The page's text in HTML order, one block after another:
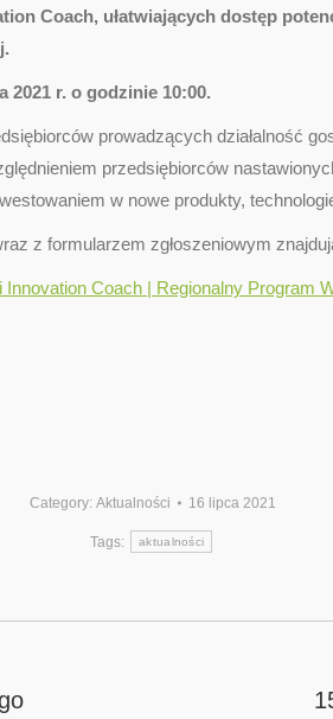
Coach, ułatwiających dostęp
2021 r. o godzinie 10:00.
prowadzących działalność
przedsiębiorców
w nowe produkty,
z formularzem zgłoszeniowym
Coach | Regionalny Program
Category: Aktualności 16 lipca 2021
Tags: aktualności